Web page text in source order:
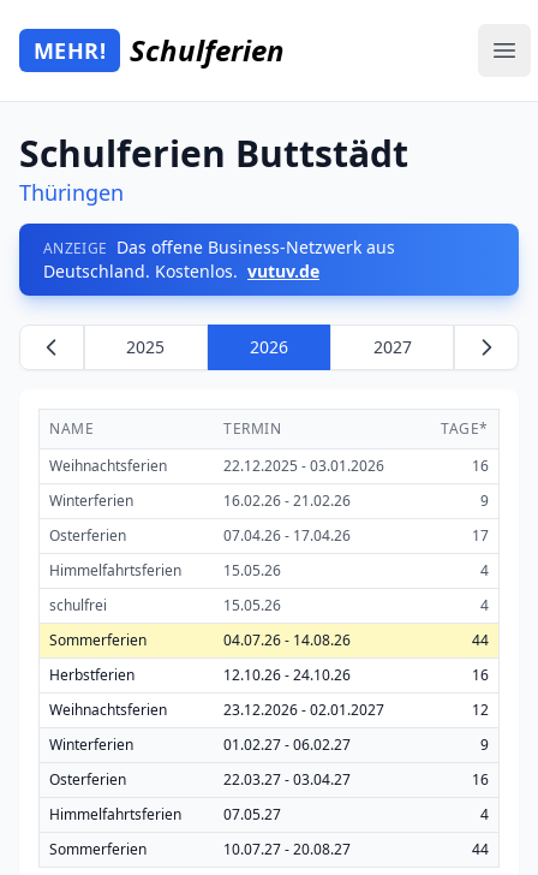
Zum Hauptinhalt springen
Mehr Schulferien
MEHR! Schulferien
Schulferien Buttstädt
Thüringen
ANZEIGE Das offene Business-Netzwerk aus
Deutschland. Kostenlos. vutuv.de
2025 2026 2027
NAME TERMIN
TAGE*
Weihnachtsferien
22.12.2025 - 03.01.2026
16
Winterferien
16.02.26 - 21.02.26
9
Osterferien
07.04.26 - 17.04.26
17
Himmelfahrtsferien
15.05.26
4
schulfrei
15.05.26
4
Sommerferien
04.07.26 - 14.08.26
44
Herbstferien
12.10.26 - 24.10.26
16
Weihnachtsferien
23.12.2026 - 02.01.2027
12
Winterferien
01.02.27 - 06.02.27
9
Osterferien
22.03.27 - 03.04.27
16
Himmelfahrtsferien
07.05.27
4
Sommerferien
10.07.27 - 20.08.27
44